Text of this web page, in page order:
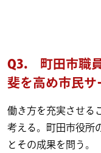
Q3.
町田市職
斐を高め市民サ
働き方を充実させる
考える。町田市役所
とその成果を問う。